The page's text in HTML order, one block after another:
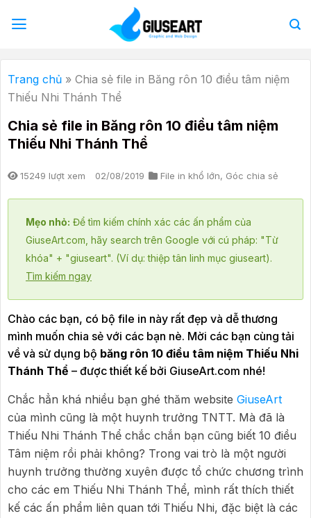
qua
dung
Trang chủ » Chia sẻ file in Băng rôn 10 điều tâm niệm
Thiếu Nhi Thánh Thể
Chia sẻ file in Băng rôn 10 điều tâm niệm
Thiếu Nhi Thánh Thể
15249 lượt xem 02/08/2019 File in khổ lớn, Góc chia sẻ
Mẹo nhỏ: Để tìm kiếm chính xác các ấn phẩm của
GiuseArt.com, hãy search trên Google với cú pháp: "Từ
khóa" + "giuseart". (Ví dụ: thiệp tân linh mục giuseart).
Tìm kiếm ngay
Chào các bạn, có bộ file in này rất đẹp và dễ thương
mình muốn chia sẻ với các bạn nè. Mời các bạn cùng tải
về và sử dụng bộ băng rôn 10 điều tâm niệm Thiếu Nhi
Thánh Thể – được thiết kế bởi GiuseArt.com nhé!
Chắc hẳn khá nhiều bạn ghé thăm website GiuseArt
của mình cũng là một huynh trưởng TNTT. Mà đã là
Thiếu Nhi Thánh Thể chắc chắn bạn cũng biết 10 điều
Tâm niệm rồi phải không? Trong vai trò là một người
huynh trưởng thường xuyên được tổ chức chương trình
cho các em Thiếu Nhi Thánh Thể, mình rất thích thiết
kế các ấn phẩm liên quan tới Thiếu Nhi, đặc biệt là các